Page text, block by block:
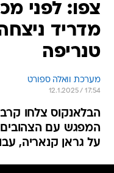
צפו: לפני
טנריפה
מערכת וואלה ספורט
12.1.2025 / 17:54
הבלאנקוס צלחו
על גראן קנאריה,